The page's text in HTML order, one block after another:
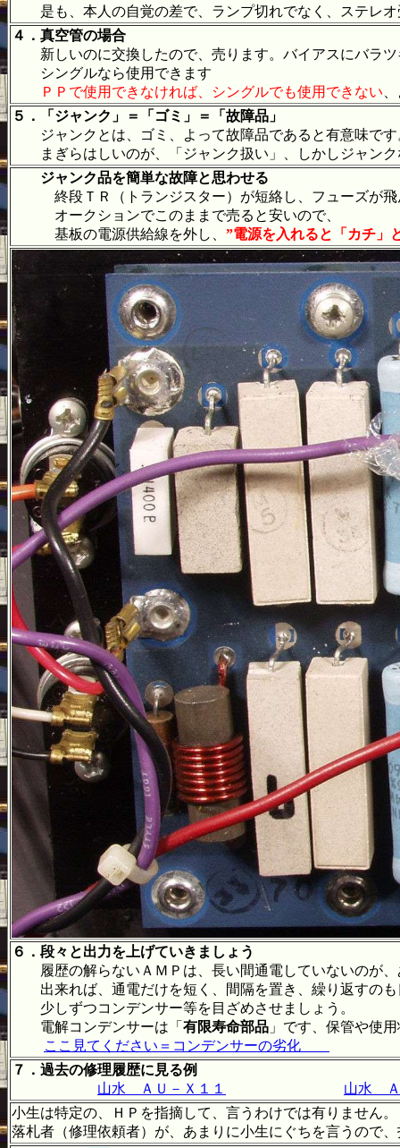
是も、本人の自覚の差で、ランプ切れでなく、ステレオ
４．真空管の場合
新しいのに交換したので、売ります。バイアスにバラツ
シングルなら使用できます
ＰＰで使用できなければ、シングルでも使用できない
５．「ジャンク」＝「ゴミ」＝「故障品」
ジャンクとは、ゴミ、よって故障品であると有意味です
まぎらはしいのが、「ジャンク扱い」、しかしジャンク
ジャンク品を簡単な故障と思わせる
終段ＴＲ（トランジスター）が短絡し、フューズが飛
オークションでこのままで売ると安いので、
基板の電源供給線を外し、 ”電源を入れると「カチ」
６．段々と出力を上げていきましょう
履歴の解らないＡＭＰは、長い間通電していないのが、
出来れば、通電だけを短く、間隔を置き、繰り返すのも
少しずつコンデンサー等を目ざめさせましょう。
電解コンデンサーは「 有限寿命部品 」です、保管や使
ここ見てください＝コンデンサーの劣化
７．過去の修理履歴に見る例
山水 ＡＵ－Ｘ１１
山水 Ａ
小生は特定の、ＨＰを指摘して、言うわけでは有りません。
落札者（修理依頼者）が、あまりに小生にぐちを言うので